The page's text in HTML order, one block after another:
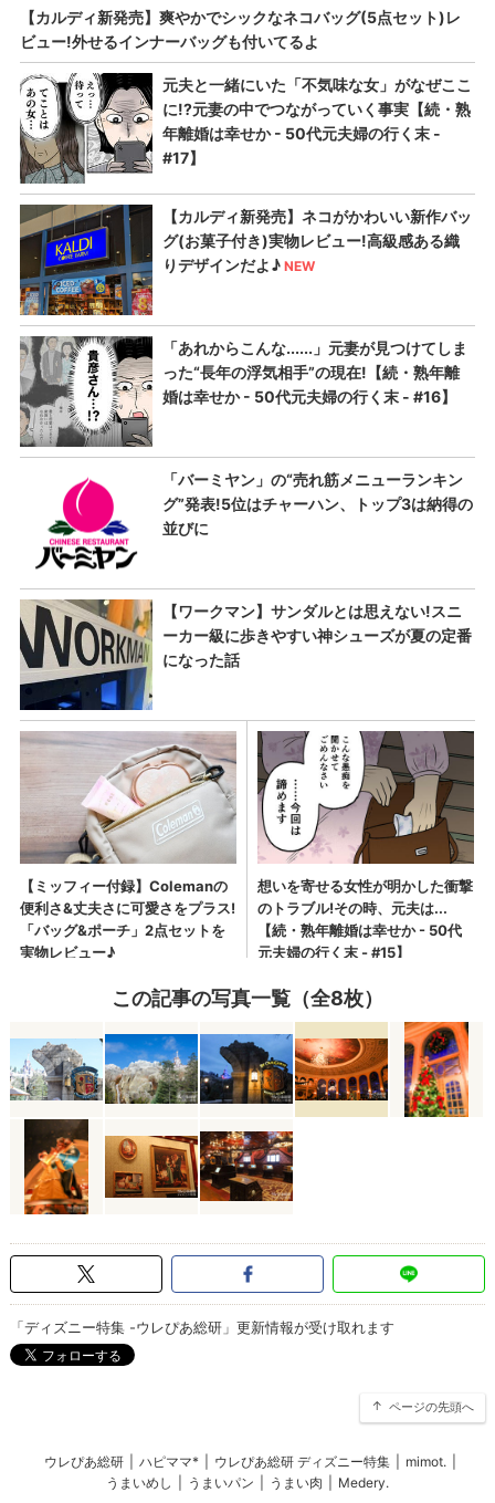
この記事の写真一覧（全8枚）
「ディズニー特集 -ウレぴあ総研」更新情報が受け取れます
ページの先頭へ
ウレぴあ総研 ハピママ* ウレぴあ総研 ディズニー特集 mimot.
うまいめし
うまいパン うまい肉 Medery.